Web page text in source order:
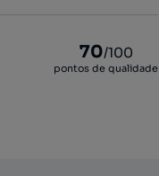
70/100
pontos de qualidade